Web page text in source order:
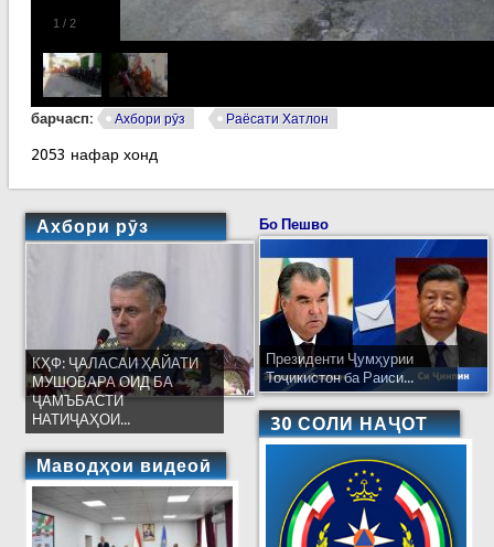
1 / 2
барчасп: Ахбори рӯз Раёсати Хатлон
2053 нафар хонд
Ахбори рӯз
КҲФ: ҶАЛАСАИ ҲАЙАТИ
МУШОВАРА ОИД БА
ҶАМЪБАСТИ
НАТИҶАҲОИ...
Маводҳои видеоӣ
Бо Пешво
Президенти Ҷумҳурии
Тоҷикистон ба Раиси...
30 СОЛИ НАҶОТ